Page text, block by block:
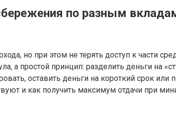
по разным
но при этом не терять доступ к части
а простой принцип: разделить деньги на
оставить деньги на короткий срок или
и как получить максимум отдачи при